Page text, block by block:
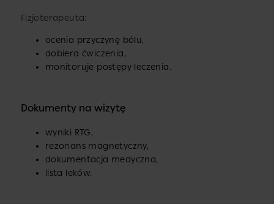
Fizjoterapeuta:
ocenia przyczynę bólu,
dobiera ćwiczenia,
monitoruje postępy leczenia.
Dokumenty na wizytę
wyniki RTG,
rezonans magnetyczny,
dokumentacja medyczna,
lista leków.